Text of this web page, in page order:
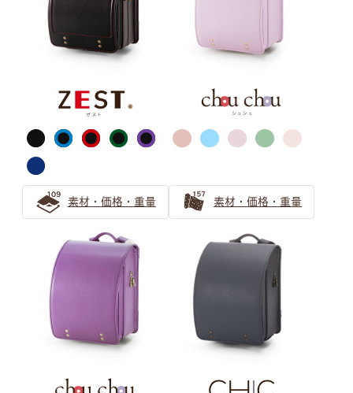
ピンク サックス（水色）
ブルー・ネイビー ブラック
素材・価格・重量 素材・価格・重量